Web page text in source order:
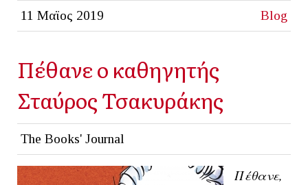
11 Μαϊος 2019 Blog
Πέθανε ο καθηγητής
Σταύρος Τσακυράκης
The Books' Journal
Πέθανε,